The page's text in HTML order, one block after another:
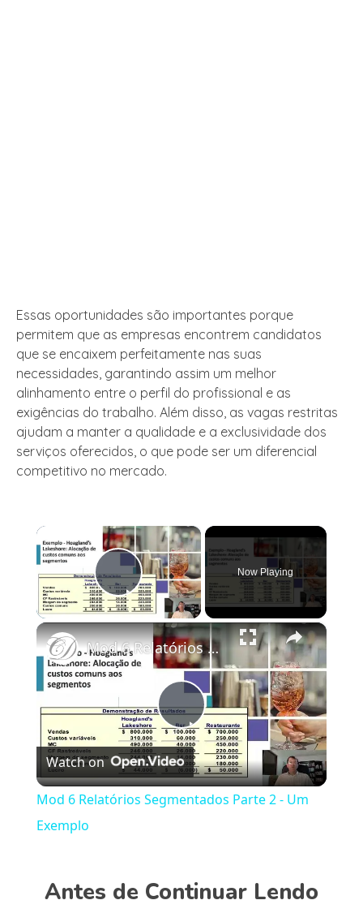
Essas oportunidades são importantes porque
permitem que as empresas encontrem candidatos
que se encaixem perfeitamente nas suas
necessidades, garantindo assim um melhor
alinhamento entre o perfil do profissional e as
exigências do trabalho. Além disso, as vagas restritas
ajudam a manter a qualidade e a exclusividade dos
serviços oferecidos, o que pode ser um diferencial
competitivo no mercado.
×
Play Video
Now Playing
×
Play
Video
Mod 6 Relatórios Segmentados Parte 2 - Um Exemplo
Watch on
Mod 6 Relatórios Segmentados Parte 2 - Um
Exemplo
Antes de Continuar Lendo